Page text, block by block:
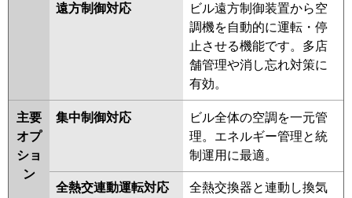
遠方制御対応
ビル遠方制御装置から空
調機を自動的に運転・停
止させる機能です。多店
舗管理や消し忘れ対策に
有効。
主要
オプ
ショ
ン
集中制御対応
ビル全体の空調を一元管
理。エネルギー管理と統
制運用に最適。
全熱交連動運転対応
全熱交換器と連動し換気